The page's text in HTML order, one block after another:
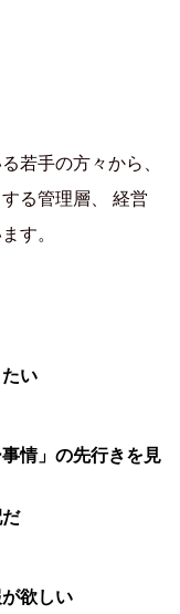
若手の方々から、
る管理層、 経営
す。
い
情」の先行きを見
欲しい